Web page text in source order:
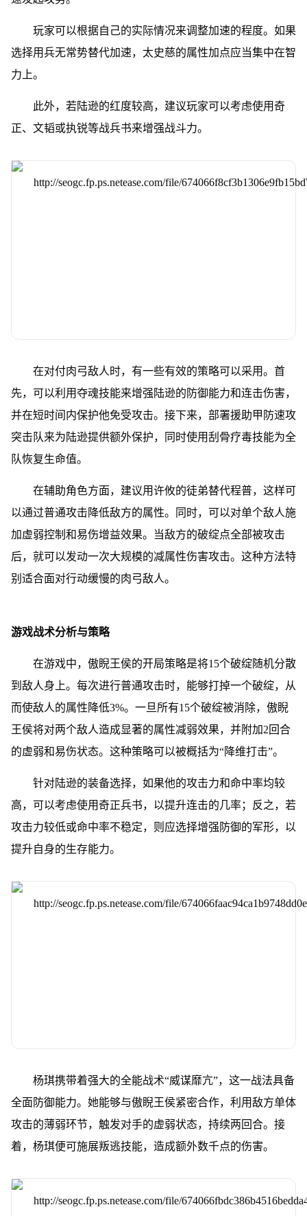
玩家可以根据自己的实际情况来调整加速的程度。如果
选择用兵无常势替代加速，太史慈的属性加点应当集中在智
力上。
此外，若陆逊的红度较高，建议玩家可以考虑使用奇
正、文韬或执锐等战兵书来增强战斗力。
在对付肉弓敌人时，有一些有效的策略可以采用。首
先，可以利用夺魂技能来增强陆逊的防御能力和连击伤害，
并在短时间内保护他免受攻击。接下来，部署援助甲防速攻
突击队来为陆逊提供额外保护，同时使用刮骨疗毒技能为全
队恢复生命值。
在辅助角色方面，建议用许攸的徒弟替代程普，这样可
以通过普通攻击降低敌方的属性。同时，可以对单个敌人施
加虚弱控制和易伤增益效果。当敌方的破绽点全部被攻击
后，就可以发动一次大规模的减属性伤害攻击。这种方法特
别适合面对行动缓慢的肉弓敌人。
游戏战术分析与策略
在游戏中，傲睨王侯的开局策略是将15个破绽随机分散
到敌人身上。每次进行普通攻击时，能够打掉一个破绽，从
而使敌人的属性降低3%。一旦所有15个破绽被消除，傲睨
王侯将对两个敌人造成显著的属性减弱效果，并附加2回合
的虚弱和易伤状态。这种策略可以被概括为“降维打击”。
针对陆逊的装备选择，如果他的攻击力和命中率均较
高，可以考虑使用奇正兵书，以提升连击的几率；反之，若
攻击力较低或命中率不稳定，则应选择增强防御的军形，以
提升自身的生存能力。
杨琪携带着强大的全能战术“威谋靡亢”，这一战法具备
全面防御能力。她能够与傲睨王侯紧密合作，利用敌方单体
攻击的薄弱环节，触发对手的虚弱状态，持续两回合。接
着，杨琪便可施展叛逃技能，造成额外数千点的伤害。